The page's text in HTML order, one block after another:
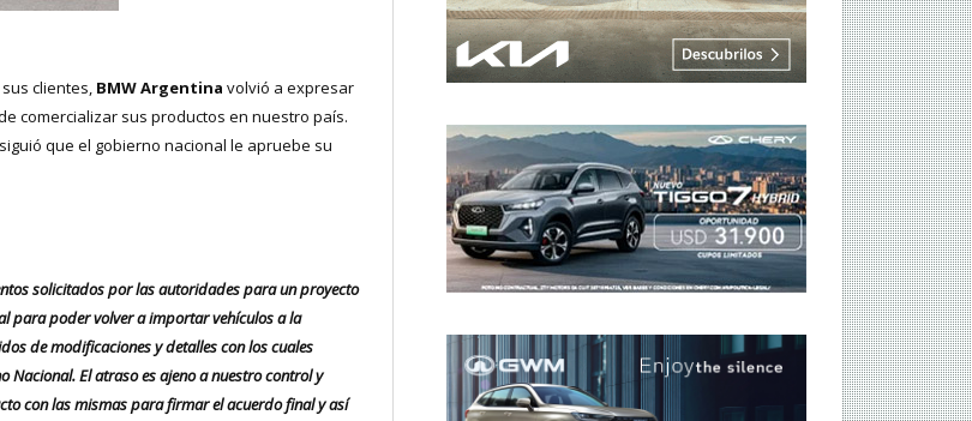
clientes, BMW Argentina volvió a expresar
comercializar sus productos en nuestro país.
que el gobierno nacional le apruebe su
solicitados por las autoridades para un proyecto
para poder volver a importar vehículos a la
de modificaciones y detalles con los cuales
El atraso es ajeno a nuestro control y
con las mismas para firmar el acuerdo final y así